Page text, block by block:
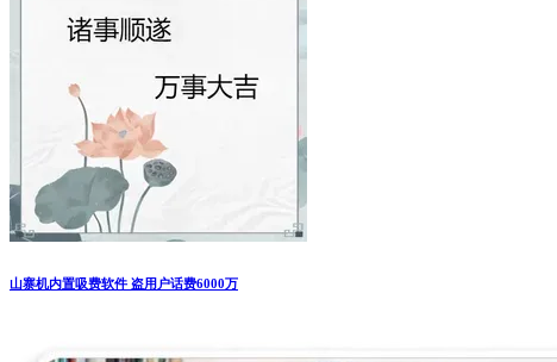
山寨机内置吸费软件 盗用户话费6000万